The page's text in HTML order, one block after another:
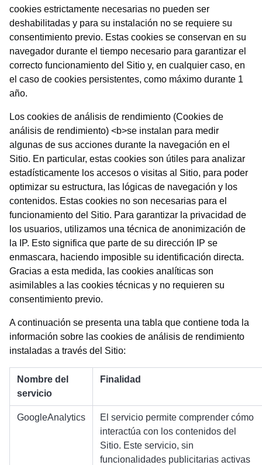
cookies estrictamente necesarias no pueden ser
deshabilitadas y para su instalación no se requiere su
consentimiento previo. Estas cookies se conservan en su
navegador durante el tiempo necesario para garantizar el
correcto funcionamiento del Sitio y, en cualquier caso, en
el caso de cookies persistentes, como máximo durante 1
año.
Los cookies de análisis de rendimiento (Cookies de
análisis de rendimiento) <b>se instalan para medir
algunas de sus acciones durante la navegación en el
Sitio. En particular, estas cookies son útiles para analizar
estadísticamente los accesos o visitas al Sitio, para poder
optimizar su estructura, las lógicas de navegación y los
contenidos. Estas cookies no son necesarias para el
funcionamiento del Sitio. Para garantizar la privacidad de
los usuarios, utilizamos una técnica de anonimización de
la IP. Esto significa que parte de su dirección IP se
enmascara, haciendo imposible su identificación directa.
Gracias a esta medida, las cookies analíticas son
asimilables a las cookies técnicas y no requieren su
consentimiento previo.
A continuación se presenta una tabla que contiene toda la
información sobre las cookies de análisis de rendimiento
instaladas a través del Sitio:
Nombre del
servicio
Finalidad
GoogleAnalytics
El servicio permite comprender cómo
interactúa con los contenidos del
Sitio. Este servicio, sin
funcionalidades publicitarias activas